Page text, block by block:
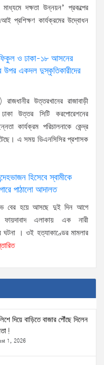
দক্ষতা উন্নয়ন’ প্রকল্পের
প্রশিক্ষণ কার্যক্রমের উদ্বোধন
ও ঢাকা-১৮ আসনের
উপর একদল দুস্কৃতিকারীদের
উত্তরখানের রাজাবাড়ী
উত্তর সিটি করপোরেশনের
কার্যক্রম পরিচালনাকে কেন্দ্র
এ সময় ডিএনসিসির প্রশাসক
হিসেবে স্বামীকে
পাঠালো আদালত
বের হয়ে আসছে দুই দিন আগে
ফায়দাবাদ এলাকায় এক নারী
। ওই হত্যাকাণ্ডের মামলার
দিয়ে বাড়িতে বাজার পৌঁছে দিলেন
1, 2026